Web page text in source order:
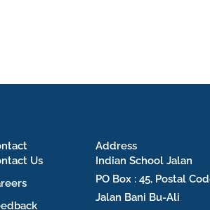
Us
Address
Indian School Jalan
PO Box : 45, Postal
Jalan Bani Bu-Ali